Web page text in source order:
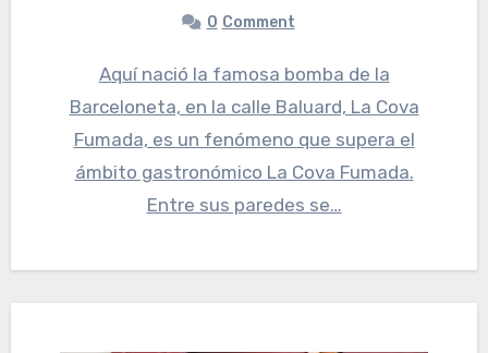
0 Comment
Aquí nació la famosa bomba de la
Barceloneta, en la calle Baluard, La Cova
Fumada, es un fenómeno que supera el
ámbito gastronómico La Cova Fumada.
Entre sus paredes se…